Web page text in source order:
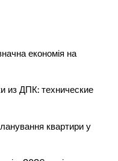
економія на
из ДПК: технические
квартири у